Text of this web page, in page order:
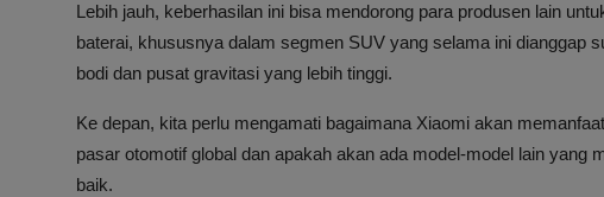
Lebih jauh, keberhasilan ini bisa mendorong para produsen lain
baterai, khususnya dalam segmen SUV yang selama ini dianggap
bodi dan pusat gravitasi yang lebih tinggi.
Ke depan, kita perlu mengamati bagaimana Xiaomi akan
pasar otomotif global dan apakah akan ada model-model lain yang
baik.